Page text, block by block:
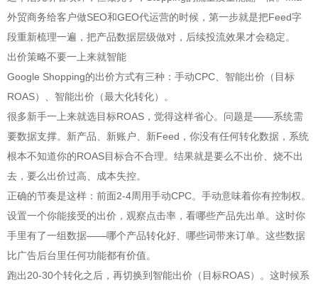
外贸商务给客户做SEO和GEO代运营的时候，第一步就是把Feed字
段重新梳理一遍，把产品数据层级做对，后续投流效果才会稳定。
出价策略不要一上来就智能
Google Shopping的出价方式有三种：手动CPC、智能出价（目标
ROAS）、智能出价（最大化转化）。
很多新手一上来就选目标ROAS，觉得这样省心。问题是——系统需
要数据支撑。新产品、新账户、新Feed，你没有任何转化数据，系统
根本不知道你的ROAS目标合不合理。结果就是要么不出价、烧不出
去，要么出价过高、成本失控。
正确的节奏是这样：前面2-4周用手动CPC。手动意味着你有控制权。
设置一个你能接受的出价，观察点击率，看哪些产品先出单。这时你
手里有了一组数据——哪个产品转化好、哪些词带来订单。这些数据
比广告后台里任何功能都有价值。
跑出20-30个转化之后，再切换到智能出价（目标ROAS）。这时候系